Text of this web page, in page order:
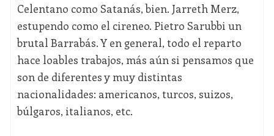
Celentano como Satanás, bien. Jarreth Merz,
estupendo como el cireneo. Pietro Sarubbi un
brutal Barrabás. Y en general, todo el reparto
hace loables trabajos, más aún si pensamos que
son de diferentes y muy distintas
nacionalidades: americanos, turcos, suizos,
búlgaros, italianos, etc.